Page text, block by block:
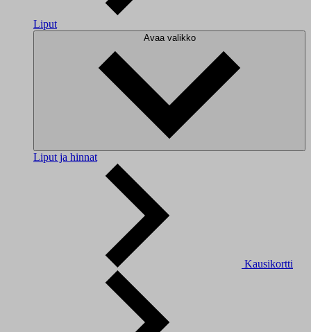
Liput
Avaa valikko
Liput ja hinnat
Kausikortti